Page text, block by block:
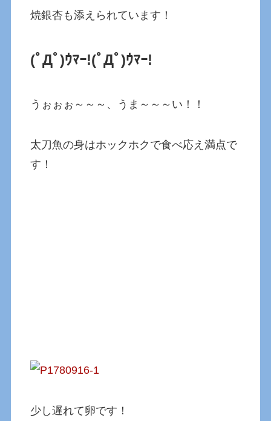
焼銀杏も添えられています！
(ﾟДﾟ)ｳﾏｰ!(ﾟДﾟ)ｳﾏｰ!
うぉぉぉ～～～、うま～～～い！！
太刀魚の身はホックホクで食べ応え満点で
す！
少し遅れて卵です！